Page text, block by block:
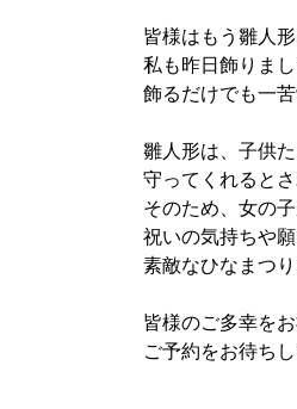
皆様はもう雛人
私も昨日飾りま
飾るだけでも一
雛人形は、子供
守ってくれるとさ
そのため、女の
祝いの気持ちや
素敵なひなまつ
皆様のご多幸を
ご予約をお待ちし